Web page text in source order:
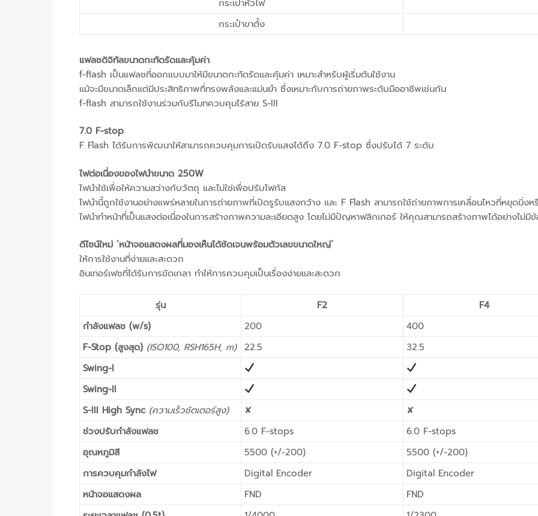
กระเป๋าหัวไฟ
กระเป๋าขาตั้ง
แฟลชดิจิทัลขนาดกะทัดรัดและคุ้มค่า
f-flash เป็นแฟลชที่ออกแบบมาให้มีขนาดกะทัดรัดและคุ้มค่า เหมาะสำหรับผู้เริ่มต้นใช้งาน
แม้จะมีขนาดเล็กแต่มีประสิทธิภาพที่ทรงพลังและแม่นยำ ซึ่งเหมาะกับการถ่ายภาพระดับมืออาชีพเช่นกัน
f-flash สามารถใช้งานร่วมกับรีโมทควบคุมไร้สาย S-III
7.0 F-stop
F Flash ได้รับการพัฒนาให้สามารถควบคุมการเปิดรับแสงได้ถึง 7.0 F-stop ซึ่งปรับได้ 7 ระดับ
ไฟต่อเนื่องของไฟนำขนาด 250W
ไฟนำใช้เพื่อให้ความสว่างกับวัตถุ และไม่ใช่เพื่อปรับโฟกัส
ไฟนำนี้ถูกใช้งานอย่างแพร่หลายในการถ่ายภาพที่เปิดรูรับแสงกว้าง และ F Flash สามารถใช้ถ่ายภาพการเคลื่อนไหวที่หยุดนิ่
ไฟนำทำหน้าที่เป็นแสงต่อเนื่องในการสร้างภาพความละเอียดสูง โดยไม่มีปัญหาฟลิกเกอร์ ให้คุณสามารถสร้างภาพได้อย่างไม่
ดีไซน์ใหม่ ‘หน้าจอแสดงผลที่มองเห็นได้ชัดเจนพร้อมตัวเลขขนาดใหญ่’
ให้การใช้งานที่ง่ายและสะดวก
อินเทอร์เฟซที่ได้รับการขัดเกลา ทำให้การควบคุมเป็นเรื่องง่ายและสะดวก
รุ่น F2 F4
กำลังแฟลช (w/s)
200 400
F-Stop (สูงสุด) (ISO100, RSH165H, m) 22.5 32.5
Swing-I
Swing-II
S-III High Sync (ความเร็วชัตเตอร์สูง) ✘ ✘
ช่วงปรับกำลังแฟลช
6.0 F-stops 6.0 F-stops
อุณหภูมิสี
5500 (+/-200) 5500 (+/-200)
การควบคุมกำลังไฟ
Digital Encoder Digital Encoder
หน้าจอแสดงผล
FND FND